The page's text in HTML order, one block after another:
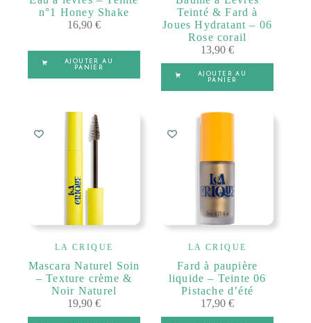
n°1 Honey Shake
16,90€
AJOUTER AU
PANIER
Teinté & Fard à
Joues Hydratant – 06
Rose corail
13,90€
AJOUTER AU
PANIER
LA CRIQUE
Mascara Naturel Soin
– Texture crème &
Noir Naturel
19,90€
LA CRIQUE
Fard à paupière
liquide – Teinte 06
Pistache d’été
17,90€